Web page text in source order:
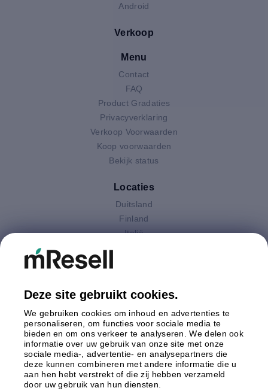
Android
Verkoop
Menu
Contact
FAQ
Product Gradaties
Privacyverklaring
Verkoop Voorwaarden
Koop voorwaarden
Bekijk status
Locaties
Duitsland
Finland
Italië
Spanje
Zweden
Betaling
Deze site gebruikt cookies.
We gebruiken cookies om inhoud en advertenties te
personaliseren, om functies voor sociale media te
bieden en om ons verkeer te analyseren. We delen ook
informatie over uw gebruik van onze site met onze
sociale media-, advertentie- en analysepartners die
deze kunnen combineren met andere informatie die u
aan hen hebt verstrekt of die zij hebben verzameld
door uw gebruik van hun diensten.